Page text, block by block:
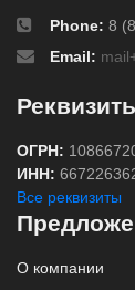
Phone: 8
Email:
ОГРН:
ИНН:
Все реквизиты
О компании